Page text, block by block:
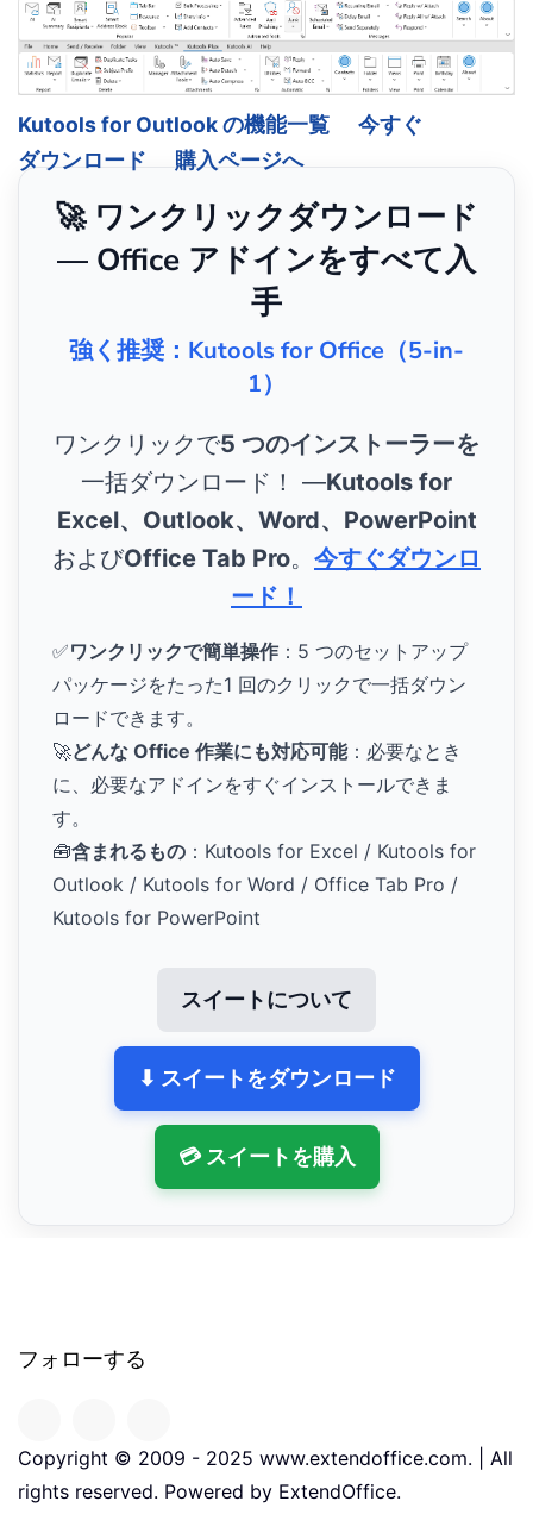
Kutools for Outlook の機能一覧
今すぐ
ダウンロード
購入ページへ
🚀 ワンクリックダウンロード
— Office アドインをすべて入
手
強く推奨：Kutools for Office（5-in-
1）
ワンクリックで5 つのインストーラーを
一括ダウンロード！ ―Kutools for
Excel、Outlook、Word、PowerPoint
およびOffice Tab Pro。 今すぐダウンロ
ード！
✅ワンクリックで簡単操作 ：5 つのセットアップ
パッケージをたった1 回のクリックで一括ダウン
ロードできます。
🚀どんな Office 作業にも対応可能：必要なとき
に、必要なアドインをすぐインストールできま
す。
🧰含まれるもの ：Kutools for Excel / Kutools for
Outlook / Kutools for Word / Office Tab Pro /
Kutools for PowerPoint
スイートについて
⬇ スイートをダウンロード
💳 スイートを購入
フォローする
Copyright © 2009 - 2025 www.extendoffice.com. | All
rights reserved. Powered by ExtendOffice.